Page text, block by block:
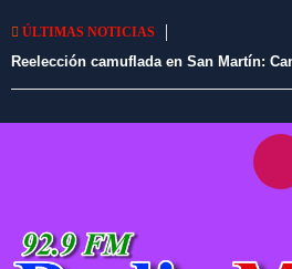
ÚLTIMAS NOTICIAS
Reelección camuflada en San Martín:
alcaldes en ejercicio tendrían vía libre
¿Desde cuándo los feriados se
Perú informó a México que Betssy
«Nuestra solidaridad con Naldy»: